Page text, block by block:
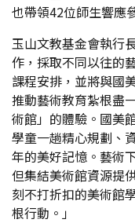
也帶領42位師生響應
玉山文教基金會執行
作，採取不同以往的
課程安排，並將與國
推動藝術教育紮根盡
術館」的體驗。國美
學童一趟精心規劃、
年的美好記憶。藝術
但集結美術館資源提
刻不打折扣的美術館
根行動。」